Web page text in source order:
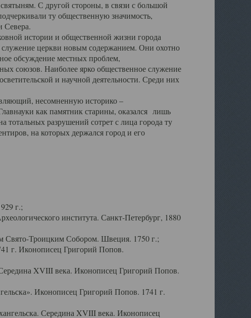
С другой стороны, в связи с большой
ту общественную значимость,
Севера.
истории и общественной жизни города
церкви новым содержанием. Они охотно
обсуждение местных проблем,
союзов. Наиболее ярко общественное служение
и научной деятельности. Среди них
несомненную историко –
как памятник старины, оказался лишь
разрушений сотрет с лица города ту
на которых держался город и его
г.;
института. Санкт-Петербург, 1880
Троицким Собором. Швеция. 1750 г.;
г. Иконописец Григорий Попов.
XVIII века. Иконописец Григорий Попов.
Иконописец Григорий Попов. 1741 г.
Середина XVIII века. Иконописец